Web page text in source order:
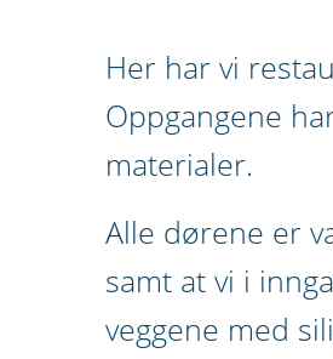
Her har vi
Oppgangene
materialer.
Alle dørene er
samt at vi i
veggene med